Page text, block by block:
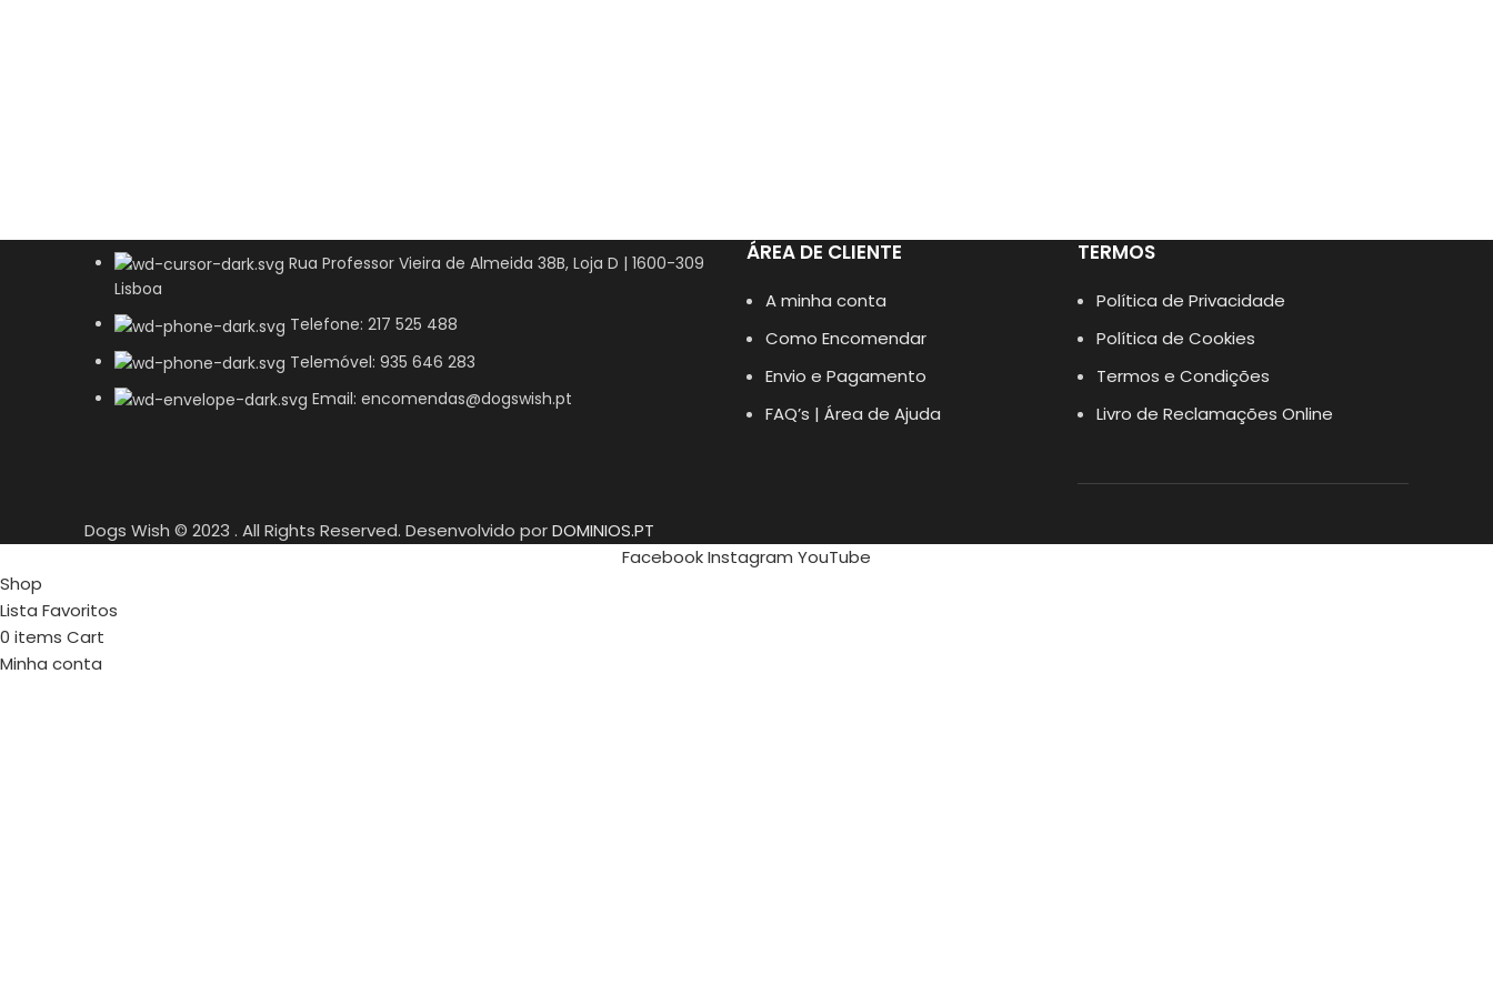
Rua Professor Vieira de Almeida 38B, Loja D | 1600-309
Lisboa
Telefone: 217 525 488
Telemóvel: 935 646 283
Email: encomendas@dogswish.pt
ÁREA DE CLIENTE
A minha conta
Como Encomendar
Envio e Pagamento
FAQ’s | Área de Ajuda
TERMOS
Política de Privacidade
Política de Cookies
Termos e Condições
Livro de Reclamações Online
Dogs Wish © 2023 . All Rights Reserved. Desenvolvido porDOMINIOS.PT
FacebookInstagram YouTube
Shop
Lista Favoritos
0 items Cart
Minha conta